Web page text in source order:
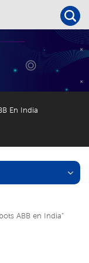
En India
ABB en India"